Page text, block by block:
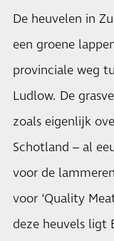
De heuvelen in
een groene
provinciale weg
Ludlow. De
zoals eigenlijk
Schotland – al
voor de
voor ‘Quality
deze heuvels ligt